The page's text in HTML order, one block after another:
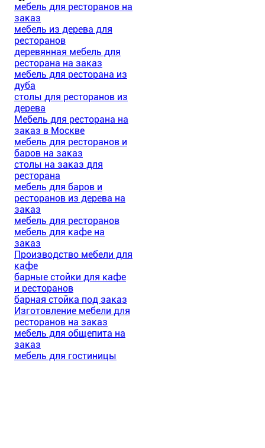
мебель для ресторанов на
заказ
мебель из дерева для
ресторанов
деревянная мебель для
ресторана на заказ
мебель для ресторана из
дуба
столы для ресторанов из
дерева
Мебель для ресторана на
заказ в Москве
мебель для ресторанов и
баров на заказ
столы на заказ для
ресторана
мебель для баров и
ресторанов из дерева на
заказ
мебель для ресторанов
мебель для кафе на
заказ
Производство мебели для
кафе
барные стойки для кафе
и ресторанов
барная стойка под заказ
Изготовление мебели для
ресторанов на заказ
мебель для общепита на
заказ
мебель для гостиницы